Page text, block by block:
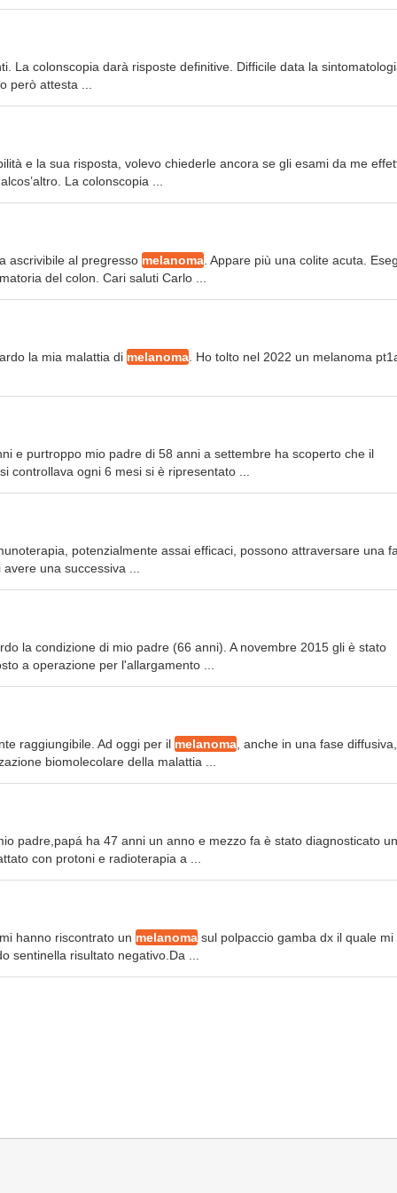
La colonscopia darà risposte definitive. Difficile data la
però attesta ...
e la sua risposta, volevo chiederle ancora se gli esami da me
La colonscopia ...
ascrivibile al pregresso melanoma . Appare più una colite acuta.
del colon. Cari saluti Carlo ...
la mia malattia di melanoma . Ho tolto nel 2022 un melanoma
e purtroppo mio padre di 58 anni a settembre ha scoperto che il
ogni 6 mesi si è ripresentato ...
potenzialmente assai efficaci, possono attraversare una
una successiva ...
la condizione di mio padre (66 anni). A novembre 2015 gli è stato
a operazione per l'allargamento ...
raggiungibile. Ad oggi per il melanoma , anche in una fase diffusiva,
biomolecolare della malattia ...
padre,papá ha 47 anni un anno e mezzo fa è stato diagnosticato un
con protoni e radioterapia a ...
hanno riscontrato un melanoma sul polpaccio gamba dx il quale mi
sentinella risultato negativo.Da ...